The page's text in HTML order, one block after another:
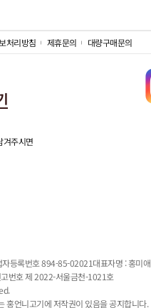
처리방침 제휴문의 대량구매문의
겨주시면
자등록번호 894-85-02021대표자명 : 홍미애
번호 제 2022-서울금천-1021호
홍언니고기에 저작권이 있음을 공지합니다.